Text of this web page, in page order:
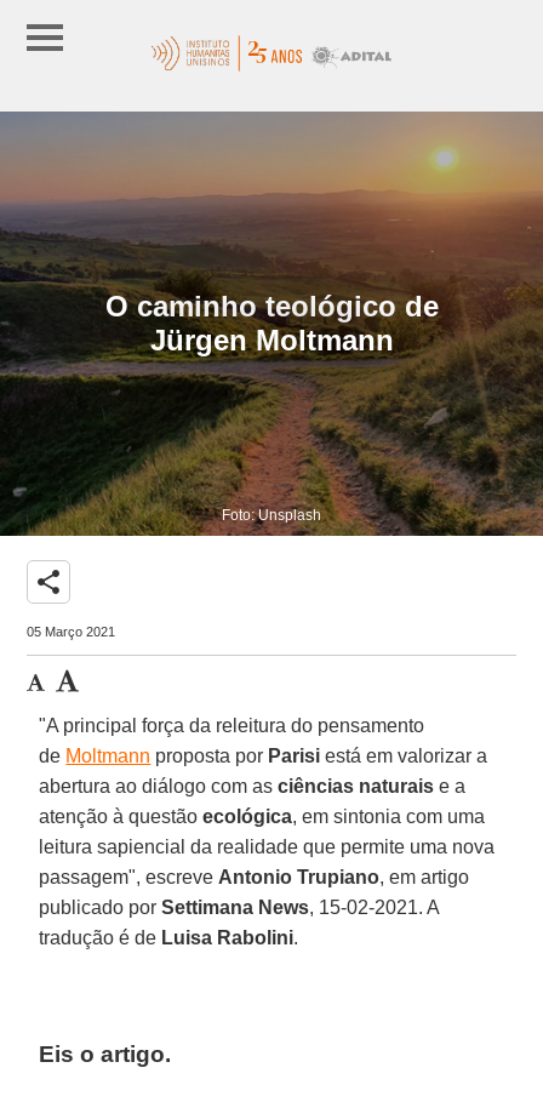
O caminho teológico de
Jürgen Moltmann
Foto: Unsplash
share
05 Março 2021
"A principal força da releitura do pensamento
de Moltmann proposta por Parisi está em valorizar a
abertura ao diálogo com asciências naturais e a
atenção à questãoecológica, em sintonia com uma
leitura sapiencial da realidade que permite uma nova
passagem", escreve Antonio Trupiano, em artigo
publicado porSettimana News, 15-02-2021. A
tradução é de Luisa Rabolini.
Eis o artigo.